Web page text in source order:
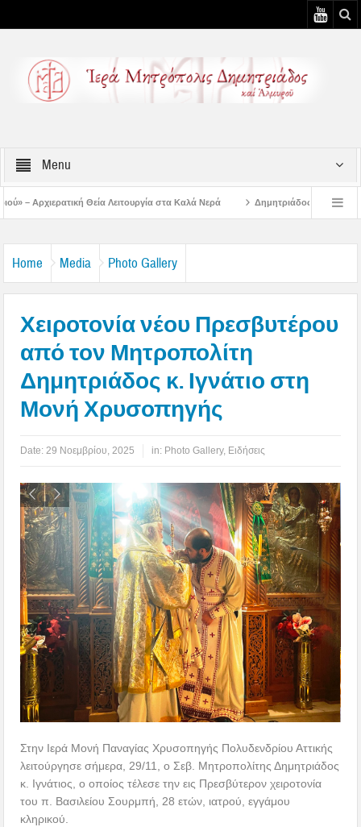
Menu
Λειτουργία στα Καλά Νερά Δημητριάδος Ιγνάτιος: «Ο Ναός είναι ο τόπος
Home Media Photo Gallery
Χειροτονία νέου Πρεσβυτέρου
από τον Μητροπολίτη
Δημητριάδος κ. Ιγνάτιο στη
Μονή Χρυσοπηγής
Date: 29 Νοεμβρίου, 2025 in: Photo Gallery, Ειδήσεις
Στην Ιερά Μονή Παναγίας Χρυσοπηγής Πολυδενδρίου Αττικής
λειτούργησε σήμερα, 29/11, ο Σεβ. Μητροπολίτης Δημητριάδος
κ. Ιγνάτιος, ο οποίος τέλεσε την εις Πρεσβύτερον χειροτονία
του π. Βασιλείου Σουρμπή, 28 ετών, ιατρού, εγγάμου
κληρικού.